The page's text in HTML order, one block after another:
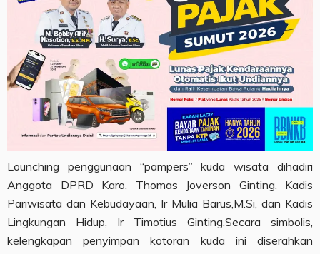
Lounching penggunaan “pampers” kuda wisata dihadiri
Anggota DPRD Karo, Thomas Joverson Ginting, Kadis
Pariwisata dan Kebudayaan, Ir Mulia Barus,M.Si, dan Kadis
Lingkungan Hidup, Ir Timotius Ginting.Secara simbolis,
kelengkapan penyimpan kotoran kuda ini diserahkan